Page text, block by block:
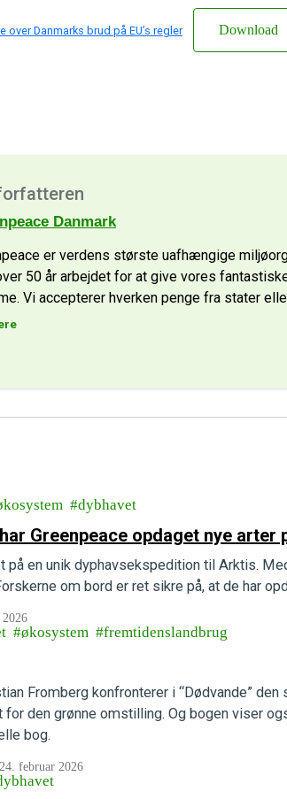
over Danmarks brud på EU’s regler Download
Danmark
er verdens største uafhængige
50 år arbejdet for at give vores
Vi accepterer hverken penge fra stater
dybhavet
Greenpeace opdaget nye arter
på en unik dyphavsekspedition til Arktis.
om bord er ret sikre på, at de har
økosystem fremtidenslandbrug
Fromberg konfronterer i “Dødvande”
den grønne omstilling. Og bogen viser
bog.
24. februar 2026